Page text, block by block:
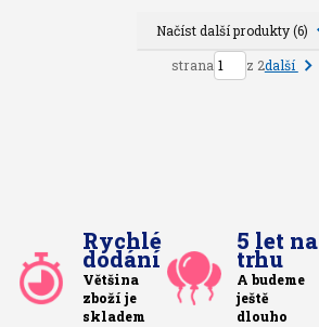
Načíst další produkty (6)
strana z 2další
Rychlé
dodání
Většina
zboží je
skladem
5 let na
trhu
A budeme
ještě
dlouho